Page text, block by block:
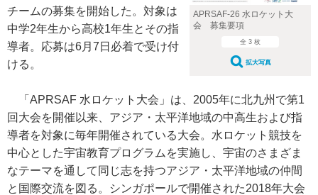
APRSAF-26 水ロケット大
会 募集要項
全 3 枚
拡大写真
チームの募集を開始した。対象は
中学2年生から高校1年生とその指
導者。応募は6月7日必着で受け付
ける。
「APRSAF 水ロケット大会」は、2005年に北九州で第1
回大会を開催以来、アジア・太平洋地域の中高生および指
導者を対象に毎年開催されている大会。水ロケット競技を
中心とした宇宙教育プログラムを実施し、宇宙のさまざま
なテーマを通して同じ志を持つアジア・太平洋地域の仲間
と国際交流を図る。シンガポールで開催された2018年大会